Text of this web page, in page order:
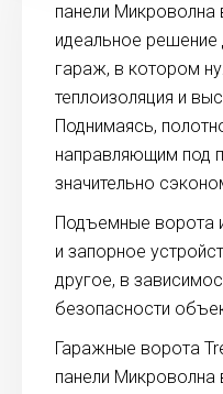
панели Микроволна
идеальное решение
гараж, в котором
теплоизоляция и
Поднимаясь,
направляющим под
значительно
Подъемные ворота
и запорное
другое, в
безопасности
Гаражные ворота
панели Микроволна